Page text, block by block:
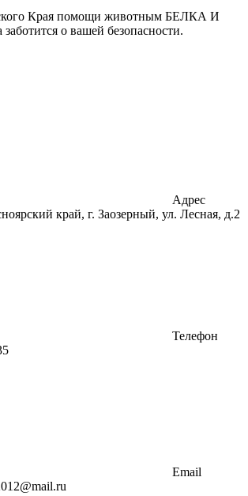
Края помощи животным БЕЛКА И
о вашей безопасности.
Адрес
край, г. Заозерный, ул. Лесная, д.2
Телефон
Email